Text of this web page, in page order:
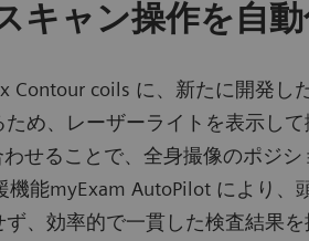
キャン操作を自
coils に、新たに開発
め、レーザーライトを表示し
せることで、全身撮像のポジ
能myExam AutoPilot により
、効率的で一貫した検査結果を